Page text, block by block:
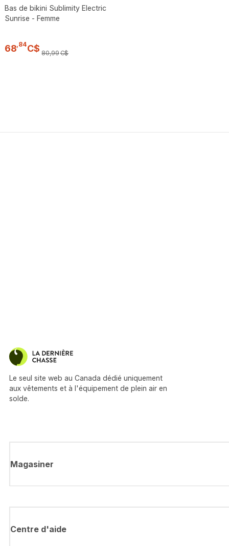
Bas de bikini Sublimity Electric
Sunrise - Femme
68 84C$ 80,99C$
Le seul site web au Canada dédié uniquement
aux vêtements et à l'équipement de plein air en
solde.
Magasiner
Centre d'aide